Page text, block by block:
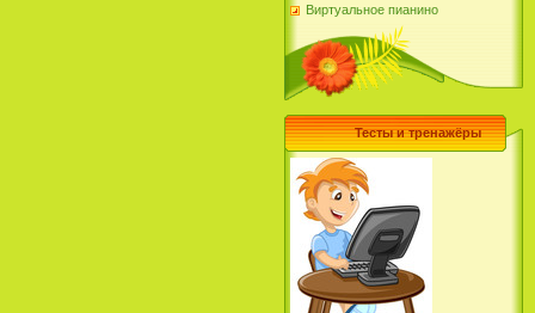
Виртуальное пианино
Тесты и тренажёры